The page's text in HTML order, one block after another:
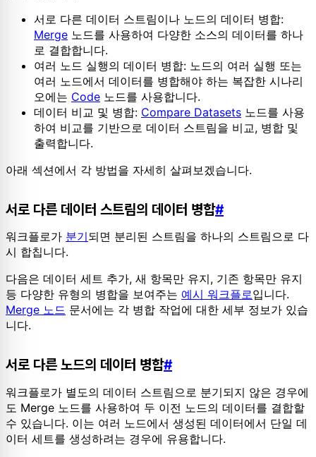
서로 다른 데이터 스트림이나 노드의 데이터 병합:
Merge 노드를 사용하여 다양한 소스의 데이터를 하나
로 결합합니다.
여러 노드 실행의 데이터 병합: 노드의 여러 실행 또는
여러 노드에서 데이터를 병합해야 하는 복잡한 시나리
오에는 Code 노드를 사용합니다.
데이터 비교 및 병합: Compare Datasets 노드를 사용
하여 비교를 기반으로 데이터 스트림을 비교, 병합 및
출력합니다.
아래 섹션에서 각 방법을 자세히 살펴보겠습니다.
서로 다른 데이터 스트림의 데이터 병합#
워크플로가 분기되면 분리된 스트림을 하나의 스트림으로 다
시 합칩니다.
다음은 데이터 세트 추가, 새 항목만 유지, 기존 항목만 유지
등 다양한 유형의 병합을 보여주는 예시 워크플로입니다.
Merge 노드 문서에는 각 병합 작업에 대한 세부 정보가 있습
니다.
서로 다른 노드의 데이터 병합#
워크플로가 별도의 데이터 스트림으로 분기되지 않은 경우에
도 Merge 노드를 사용하여 두 이전 노드의 데이터를 결합할
수 있습니다. 이는 여러 노드에서 생성된 데이터에서 단일 데
이터 세트를 생성하려는 경우에 유용합니다.